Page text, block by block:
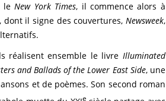
leNew York Times, il commence alors à
, dont il signe des couvertures, Newsweek,
réalisent ensemble le livre Illuminated
and Ballads of the Lower East Side, une
et de poèmes. Son second roman
e